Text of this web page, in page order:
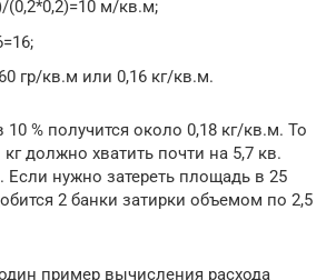
(0,2*0,2)=10 м/кв.м;
гр/кв.м или 0,16 кг/кв.м.
10 % получится около 0,18 кг/кв.м. То
должно хватить почти на 5,7 кв.
Если нужно затереть площадь в 25
2 банки затирки объемом по 2,5
пример вычисления расхода